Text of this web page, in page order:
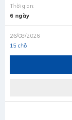
Thời gian:
6 ngày
26/08/2026
15 chỗ